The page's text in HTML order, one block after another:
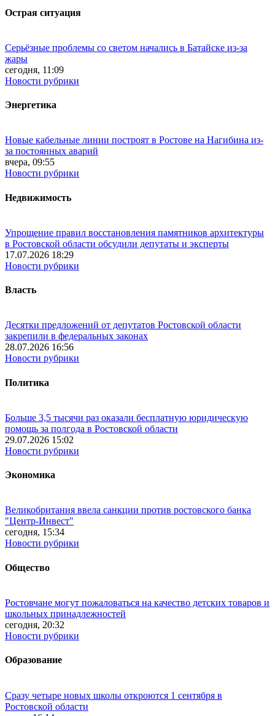
Острая ситуация
Серьёзные проблемы со светом начались в Батайске из-за
жары
сегодня, 11:09
Новости рубрики
Энергетика
Новые кабельные линии построят в Ростове на Нагибина из-
за постоянных аварий
вчера, 09:55
Новости рубрики
Недвижимость
Упрощение правил восстановления памятников архитектуры
в Ростовской области обсудили депутаты и эксперты
17.07.2026 18:29
Новости рубрики
Власть
Десятки предложений от депутатов Ростовской области
закрепили в федеральных законах
28.07.2026 16:56
Новости рубрики
Политика
Больше 3,5 тысячи раз оказали бесплатную юридическую
помощь за полгода в Ростовской области
29.07.2026 15:02
Новости рубрики
Экономика
Великобритания ввела санкции против ростовского банка
"Центр-Инвест"
сегодня, 15:34
Новости рубрики
Общество
Ростовчане могут пожаловаться на качество детских товаров и
школьных принадлежностей
сегодня, 20:32
Новости рубрики
Образование
Сразу четыре новых школы откроются 1 сентября в
Ростовской области